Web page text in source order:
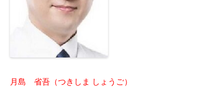
月島 省吾（つきしま しょうご）